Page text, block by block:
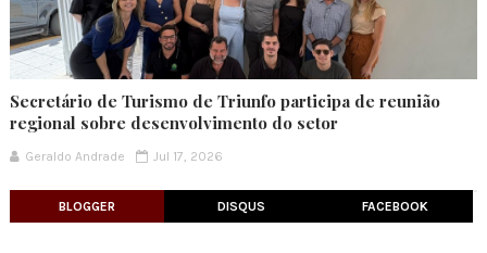
Secretário de Turismo de Triunfo participa de reunião
regional sobre desenvolvimento do setor
Geraldo Andrade Jul 17, 2026
BLOGGER DISQUS FACEBOOK